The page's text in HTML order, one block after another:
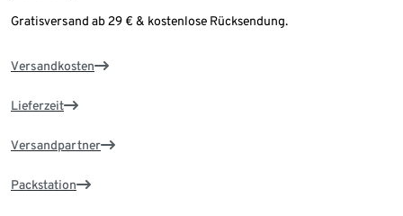
Gratisversand ab 29 € & kostenlose Rücksendung.
Versandkosten
Lieferzeit
Versandpartner
Packstation